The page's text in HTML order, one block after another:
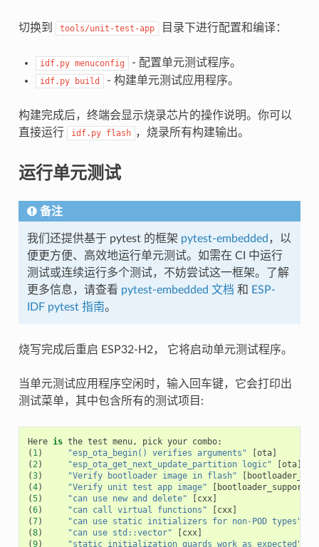
切换到 tools/unit-test-app 目录下进行配置和编译：
idf.py menuconfig - 配置单元测试程序。
idf.py build - 构建单元测试应用程序。
构建完成后，终端会显示烧录芯片的操作说明。你可以
直接运行
idf.py flash ，烧录所有构建输出。
运行单元测试
备注
我们还提供基于 pytest 的框架 pytest-embedded ，以
便更方便、高效地运行单元测试。如需在 CI 中运行
测试或连续运行多个测试，不妨尝试这一框架。了解
更多信息，请查看 pytest-embedded 文档 和
ESP-
IDF pytest 指南。
烧写完成后重启 ESP32-H2， 它将启动单元测试程序。
当单元测试应用程序空闲时，输入回车键，它会打印出
测试菜单，其中包含所有的测试项目:
Here is the test menu, pick your combo:
( 1) "esp_ota_begin() verifies arguments" [ota]
(2) "esp_ota_get_next_update_partition logic" [ota]
(3) "Verify bootloader image in flash" [
(4) "Verify unit test app image" [ bootloader_support
(5) "can use new and delete" [cxx]
(6) "can call virtual functions" [cxx]
(7) "can use static initializers for non-POD types"
(8) "can use std::vector" [cxx]
(9) "static initialization guards work as expected"